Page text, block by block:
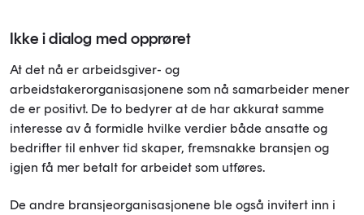
Ikke i dialog med opprøret
At det nå er arbeidsgiver- og
arbeidstakerorganisasjonene som nå samarbeider mener
de er positivt. De to bedyrer at de har akkurat samme
interesse av å formidle hvilke verdier både ansatte og
bedrifter til enhver tid skaper, fremsnakke bransjen og
igjen få mer betalt for arbeidet som utføres.
De andre bransjeorganisasjonene ble også invitert inn i